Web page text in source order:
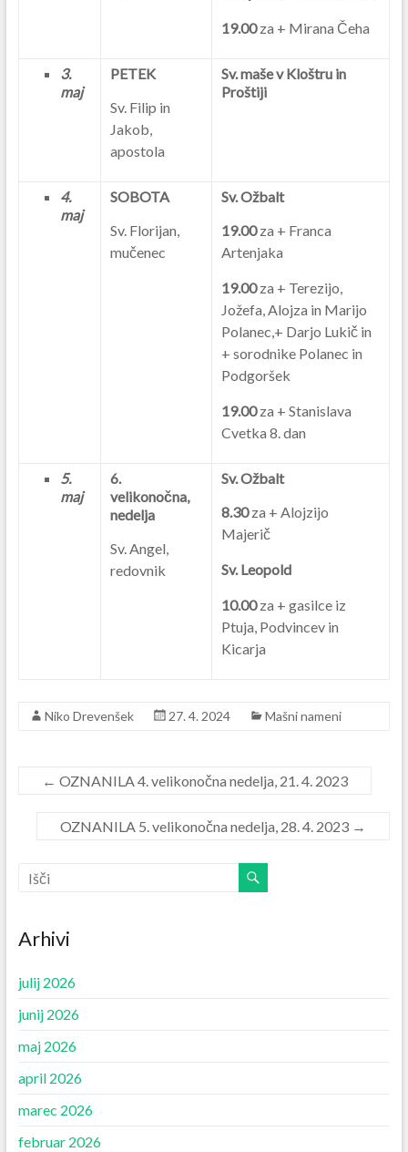
19.00za + Mirana Čeha
3.
maj
PETEK
Sv. Filip in
Jakob,
apostola
Sv. maše v Kloštru in
Proštiji
4.
maj
SOBOTA
Sv. Florijan,
mučenec
Sv. Ožbalt
19.00za + Franca
Artenjaka
19.00za + Terezijo,
Jožefa, Alojza in Marijo
Polanec,+ Darjo Lukič in
+ sorodnike Polanec in
Podgoršek
19.00za + Stanislava
Cvetka 8. dan
5.
maj
6.
velikonočna,
nedelja
Sv. Angel,
redovnik
Sv. Ožbalt
8.30za + Alojzijo
Majerič
Sv. Leopold
10.00za + gasilce iz
Ptuja, Podvincev in
Kicarja
Niko Drevenšek 27. 4. 2024 Mašni nameni
← OZNANILA 4. velikonočna nedelja, 21. 4. 2023
OZNANILA 5. velikonočna nedelja, 28. 4. 2023 →
Arhivi
julij 2026
junij 2026
maj 2026
april 2026
marec 2026
februar 2026